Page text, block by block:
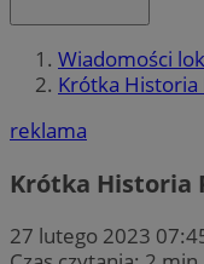
Wiadomości
Krótka Historia
reklama
Krótka Historia
27 lutego 2023